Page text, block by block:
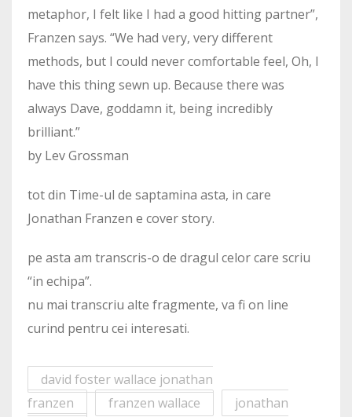
metaphor, I felt like I had a good hitting partner”,
Franzen says. “We had very, very different
methods, but I could never comfortable feel, Oh, I
have this thing sewn up. Because there was
always Dave, goddamn it, being incredibly
brilliant.”
by Lev Grossman
tot din Time-ul de saptamina asta, in care
Jonathan Franzen e cover story.
pe asta am transcris-o de dragul celor care scriu
“in echipa”.
nu mai transcriu alte fragmente, va fi on line
curind pentru cei interesati.
david foster wallace jonathan
franzen
franzen wallace
jonathan